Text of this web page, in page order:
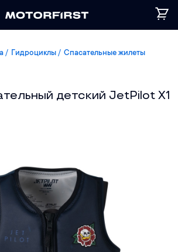
Гидроциклы Спасательные жилеты
детский JetPilot X1